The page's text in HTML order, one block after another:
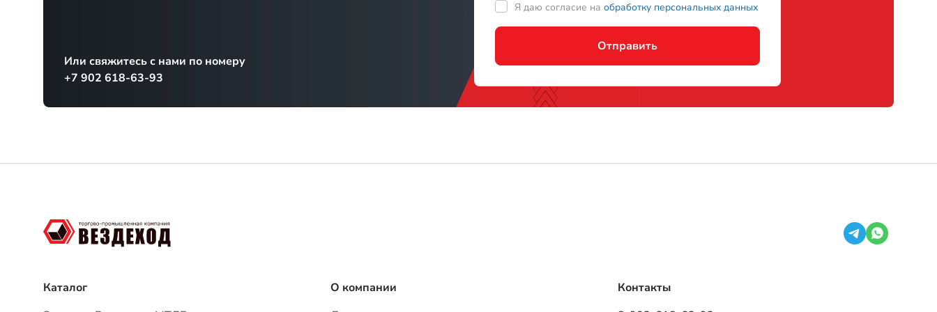
Запчасти ГАЗ-71
Графические каталоги
Вопросы и ответы
info@tpkvezdehod.ru